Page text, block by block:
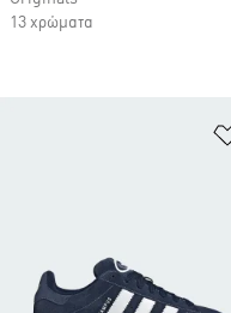
13 χρώματα